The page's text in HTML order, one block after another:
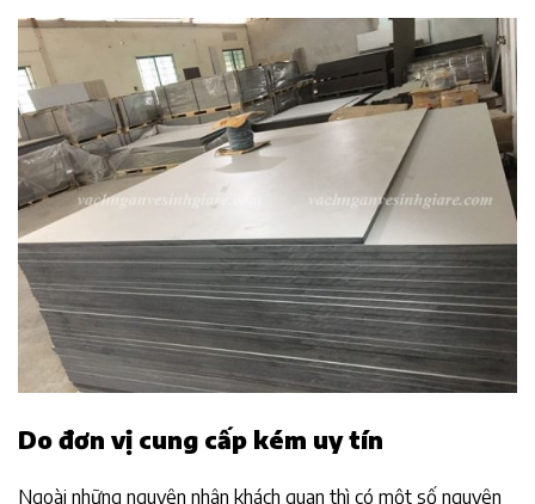
Do đơn vị cung cấp kém uy tín
Ngoài những nguyên nhân khách quan thì có một số nguyên